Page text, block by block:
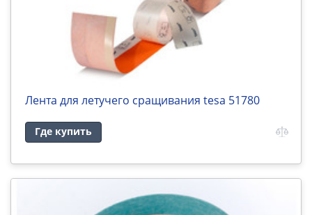
Лента для летучего сращивания tesa 51780
Где купить